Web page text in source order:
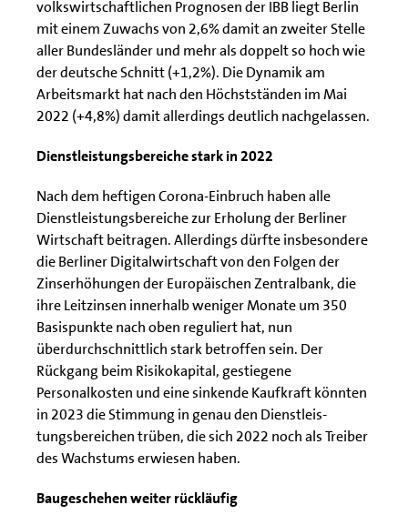
volkswirtschaftlichen Prognosen der IBB liegt Berlin
mit einem Zuwachs von 2,6% damit an zweiter Stelle
aller Bundesländer und mehr als doppelt so hoch wie
der deutsche Schnitt (+1,2%). Die Dynamik am
Arbeitsmarkt hat nach den Höchstständen im Mai
2022 (+4,8%) damit allerdings deutlich nachgelassen.
Dienstleistungsbereiche stark in 2022
Nach dem heftigen Corona-Einbruch haben alle
Dienstleistungsbereiche zur Erholung der Berliner
Wirtschaft beitragen. Allerdings dürfte insbesondere
die Berliner Digitalwirtschaft von den Folgen der
Zinserhöhungen der Europäischen Zentralbank, die
ihre Leitzinsen innerhalb weniger Monate um 350
Basispunkte nach oben reguliert hat, nun
überdurchschnittlich stark betroffen sein. Der
Rückgang beim Risikokapital, gestiegene
Personalkosten und eine sinkende Kaufkraft könnten
in 2023 die Stimmung in genau den Dienstleis-
tungsbereichen trüben, die sich 2022 noch als Treiber
des Wachstums erwiesen haben.
Baugeschehen weiter rückläufig